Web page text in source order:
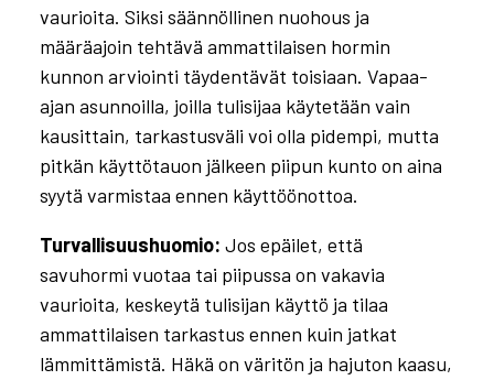
vaurioita. Siksi säännöllinen nuohous ja
määräajoin tehtävä ammattilaisen hormin
kunnon arviointi täydentävät toisiaan. Vapaa-
ajan asunnoilla, joilla tulisijaa käytetään vain
kausittain, tarkastusväli voi olla pidempi, mutta
pitkän käyttötauon jälkeen piipun kunto on aina
syytä varmistaa ennen käyttöönottoa.
Turvallisuushuomio: Jos epäilet, että
savuhormi vuotaa tai piipussa on vakavia
vaurioita, keskeytä tulisijan käyttö ja tilaa
ammattilaisen tarkastus ennen kuin jatkat
lämmittämistä. Häkä on väritön ja hajuton kaasu,